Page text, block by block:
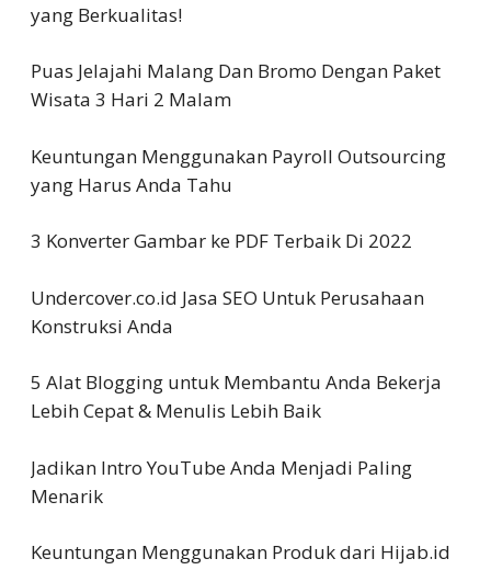
yang Berkualitas!
Puas Jelajahi Malang Dan Bromo Dengan Paket
Wisata 3 Hari 2 Malam
Keuntungan Menggunakan Payroll Outsourcing
yang Harus Anda Tahu
3 Konverter Gambar ke PDF Terbaik Di 2022
Undercover.co.id Jasa SEO Untuk Perusahaan
Konstruksi Anda
5 Alat Blogging untuk Membantu Anda Bekerja
Lebih Cepat & Menulis Lebih Baik
Jadikan Intro YouTube Anda Menjadi Paling
Menarik
Keuntungan Menggunakan Produk dari Hijab.id